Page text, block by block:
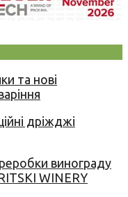
та нові
дріжджі
винограду
WINERY